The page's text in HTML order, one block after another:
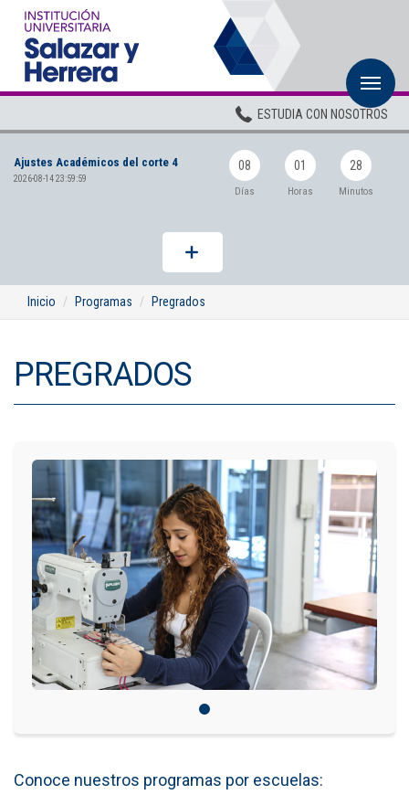
ESTUDIA CON NOSOTROS
Ajustes Académicos del corte 4
2026-08-14 23:59:59
08
Días
01
Horas
28
Minutos
Inicio Programas Pregrados
PREGRADOS
Conoce nuestros programas por escuelas:
Pregrados
Planta Docente
ADMISIONES
BIENESTAR
Centros
BIBLIOTECA
Consultorio Juridico
Pastoral
CARTERA
Inscripciones
Estudiantes
Egresados